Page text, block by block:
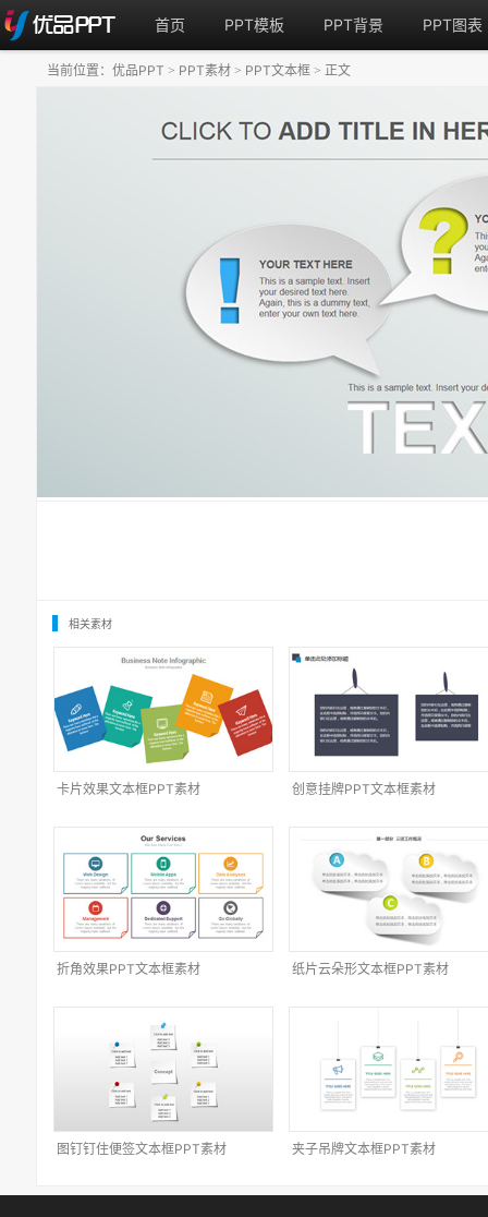
首页 PPT模板 PPT背景 PPT图表
当前位置： 优品PPT > PPT素材 > PPT文本框 > 正文
相关素材
卡片效果文本框PPT素材 创意挂牌PPT文本框素材
折角效果PPT文本框素材 纸片云朵形文本框PPT素材
图钉钉住便签文本框PPT素材 夹子吊牌文本框PPT素材